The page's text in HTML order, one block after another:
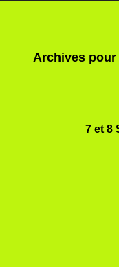
Archives
7 et 8